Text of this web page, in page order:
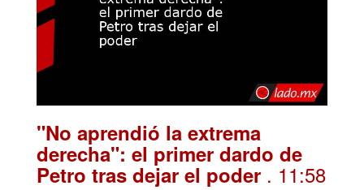
"No aprendió la extrema
derecha": el primer dardo de
Petro tras dejar el poder . 11:58